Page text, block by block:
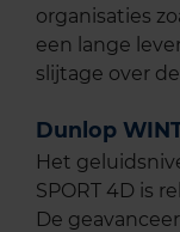
organisaties
een lange
slijtage over
Dunlop
Het
SPORT 4D is
De